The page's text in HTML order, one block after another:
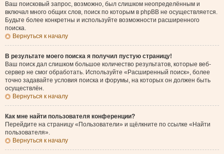
Ваш поисковый запрос, возможно, был слишком неопределённым и
включал много общих слов, поиск по которым в phpBB не осуществляется.
Будьте более конкретны и используйте возможности расширенного
поиска.
Вернуться к началу
В результате моего поиска я получил пустую страницу!
Ваш поиск дал слишком большое количество результатов, которые веб-
сервер не смог обработать. Используйте «Расширенный поиск», более
точно задавайте условия поиска и форумы, на которых он должен быть
осуществлён.
Вернуться к началу
Как мне найти пользователя конференции?
Перейдите на страницу «Пользователи» и щёлкните по ссылке «Найти
пользователя».
Вернуться к началу